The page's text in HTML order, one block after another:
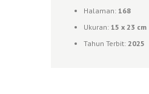
Halaman: 168
Ukuran: 15 x 23 cm
Tahun Terbit: 2025